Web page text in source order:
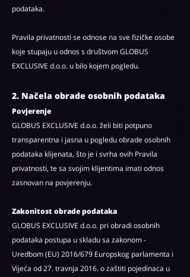
podataka.
Pravila privatnosti se odnose na sve fizičke osobe
koje stupaju u odnos s društvom GLOBUS
EXCLUSIVE d.o.o. u bilo kojem pogledu.
2. Načela obrade osobnih podataka
Povjerenje
GLOBUS EXCLUSIVE d.o.o. želi biti potpuno
transparentna i jasna u pogledu obrade osobnih
podataka klijenata, što je i svrha ovih Pravila
privatnosti, te sa svojim klijentima imati odnos
zasnovan na povjerenju.
Zakonitost obrade podataka
GLOBUS EXCLUSIVE d.o.o. pri obradi osobnih
podataka postupa u skladu sa zakonom -
Uredbom (EU) 2016/679 Europskog parlamenta i
Vijeća od 27. travnja 2016. o zaštiti pojedinaca u